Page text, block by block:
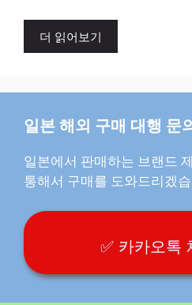
더 읽어보기
일본 해외 구매 대행 문
일본에서 판매하는 브랜드
통해서 구매를 도와드리겠
✅ 카카오톡